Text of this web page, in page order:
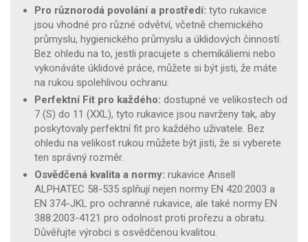
Pro různorodá povolání a prostředí: tyto rukavice
jsou vhodné pro různé odvětví, včetně chemického
průmyslu, hygienického průmyslu a úklidových činností.
Bez ohledu na to, jestli pracujete s chemikáliemi nebo
vykonáváte úklidové práce, můžete si být jisti, že máte
na rukou spolehlivou ochranu.
Perfektní Fit pro každého: dostupné ve velikostech od
7 (S) do 11 (XXL), tyto rukavice jsou navrženy tak, aby
poskytovaly perfektní fit pro každého uživatele. Bez
ohledu na velikost rukou můžete být jisti, že si vyberete
ten správný rozměr.
Osvědčená kvalita a normy: rukavice Ansell
ALPHATEC 58-535 splňují nejen normy EN 420:2003 a
EN 374-JKL pro ochranné rukavice, ale také normy EN
388:2003-4121 pro odolnost proti prořezu a obratu.
Důvěřujte výrobci s osvědčenou kvalitou.